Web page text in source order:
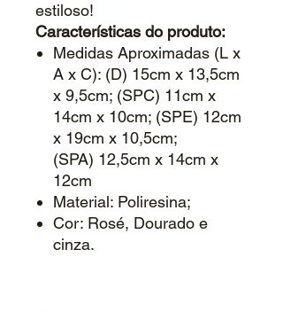
estiloso!
Características do produto:
Medidas Aproximadas (L x
A x C): (D) 15cm x 13,5cm
x 9,5cm; (SPC) 11cm x
14cm x 10cm; (SPE) 12cm
x 19cm x 10,5cm;
(SPA) 12,5cm x 14cm x
12cm
Material: Poliresina;
Cor: Rosé, Dourado e
cinza.